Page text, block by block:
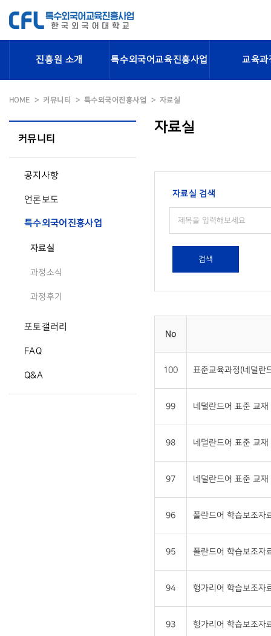
진흥원 소개 특수외국어교육진흥사업 교육과
HOME 커뮤니티 특수외국어진흥사업 자료실
커뮤니티
공지사항
언론보도
특수외국어진흥사업
자료실
과정소식
과정후기
포토갤러리
FAQ
Q&A
자료실
자료실 검색
검색
No
100 표준교육과정(네덜란
99 네덜란드어 표준 교
98 네덜란드어 표준 교
97 네덜란드어 표준 교
96 폴란드어 학습보조자
95 폴란드어 학습보조자
94 헝가리어 학습보조자
93 헝가리어 학습보조자